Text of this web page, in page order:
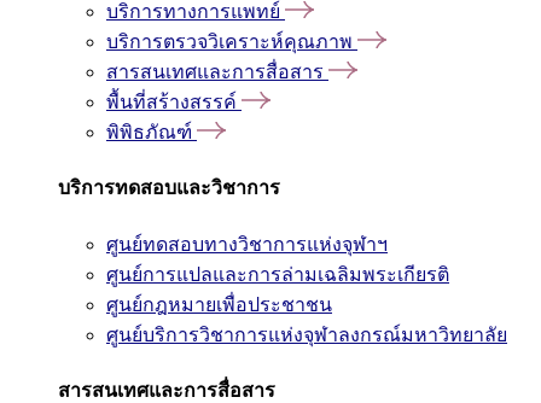
บริการทางการแพทย์
บริการตรวจวิเคราะห์คุณภาพ
สารสนเทศและการสื่อสาร
พื้นที่สร้างสรรค์
พิพิธภัณฑ์
บริการทดสอบและวิชาการ
ศูนย์ทดสอบทางวิชาการแห่งจุฬาฯ
ศูนย์การแปลและการล่ามเฉลิมพระเกียรติ
ศูนย์กฎหมายเพื่อประชาชน
ศูนย์บริการวิชาการแห่งจุฬาลงกรณ์มหาวิทยาลัย
สารสนเทศและการสื่อสาร